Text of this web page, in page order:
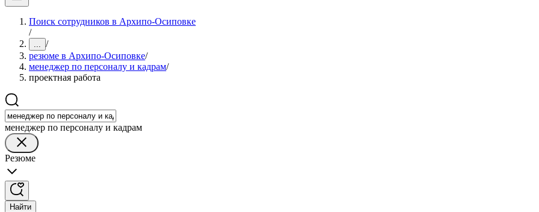
Поиск сотрудников в Архипо-Осиповке
/
... /
резюме в Архипо-Осиповке/
менеджер по персоналу и кадрам/
проектная работа
менеджер по персоналу и кадрам
Резюме
Найти